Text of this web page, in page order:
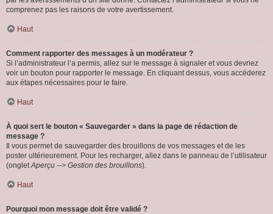
comprenez pas les raisons de votre avertissement.
Haut
Comment rapporter des messages à un modérateur ?
Si l’administrateur l’a permis, allez sur le message à signaler et vous devriez
voir un bouton pour rapporter le message. En cliquant dessus, vous accéderez
aux étapes nécessaires pour le faire.
Haut
À quoi sert le bouton « Sauvegarder » dans la page de rédaction de
message ?
Il vous permet de sauvegarder des brouillons de vos messages et de les
poster ultérieurement. Pour les recharger, allez dans le panneau de l’utilisateur
(ongletAperçu --> Gestion des brouillons).
Haut
Pourquoi mon message doit être validé ?